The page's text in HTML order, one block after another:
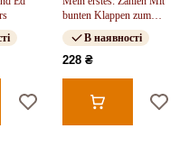
bunten Klappen zum
Entdecken
В наявності
228 ₴